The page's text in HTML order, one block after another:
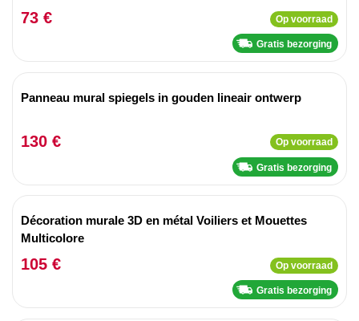
73 € Op voorraad
Gratis bezorging
Panneau mural spiegels in gouden lineair ontwerp
130 € Op voorraad
Gratis bezorging
Décoration murale 3D en métal Voiliers et Mouettes
Multicolore
105 € Op voorraad
Gratis bezorging